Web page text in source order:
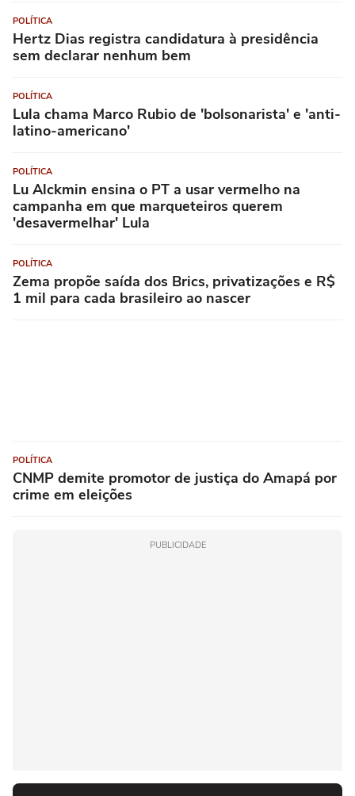
POLÍTICA
Hertz Dias registra candidatura à presidência
sem declarar nenhum bem
POLÍTICA
Lula chama Marco Rubio de 'bolsonarista' e 'anti-
latino-americano'
POLÍTICA
Lu Alckmin ensina o PT a usar vermelho na
campanha em que marqueteiros querem
'desavermelhar' Lula
POLÍTICA
Zema propõe saída dos Brics, privatizações e R$
1 mil para cada brasileiro ao nascer
POLÍTICA
CNMP demite promotor de justiça do Amapá por
crime em eleições
PUBLICIDADE